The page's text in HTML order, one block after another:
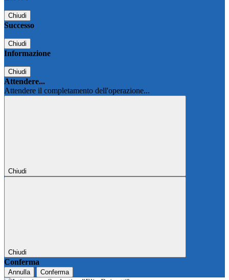
Chiudi
Successo
Chiudi
Informazione
Chiudi
Attendere...
Attendere il completamento dell'operazione...
Chiudi
Chiudi
Conferma
Annulla Conferma